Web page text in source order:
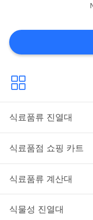
요
하
십
시
오
사
이
식물성
와이어
반
식료품류 진열대
식료품점 쇼핑 카트
식료품류 계산대
식물성 진열대